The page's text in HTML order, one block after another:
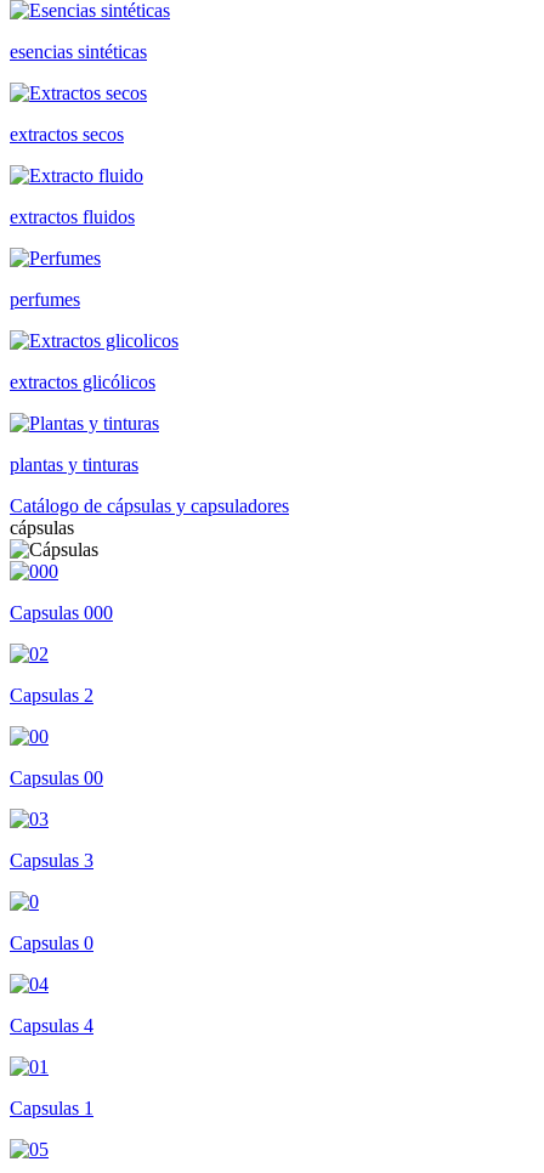
esencias sintéticas
extractos secos
extractos fluidos
perfumes
extractos glicólicos
plantas y tinturas
Catálogo de cápsulas y capsuladores
cápsulas
Capsulas 000
Capsulas 2
Capsulas 00
Capsulas 3
Capsulas 0
Capsulas 4
Capsulas 1